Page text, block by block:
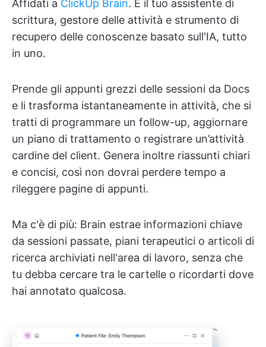
Affidati a ClickUp Brain. È il tuo assistente di
scrittura, gestore delle attività e strumento di
recupero delle conoscenze basato sull'IA, tutto
in uno.
Prende gli appunti grezzi delle sessioni da Docs
e li trasforma istantaneamente in attività, che si
tratti di programmare un follow-up, aggiornare
un piano di trattamento o registrare un’attività
cardine del client. Genera inoltre riassunti chiari
e concisi, così non dovrai perdere tempo a
rileggere pagine di appunti.
Ma c'è di più: Brain estrae informazioni chiave
da sessioni passate, piani terapeutici o articoli di
ricerca archiviati nell'area di lavoro, senza che
tu debba cercare tra le cartelle o ricordarti dove
hai annotato qualcosa.